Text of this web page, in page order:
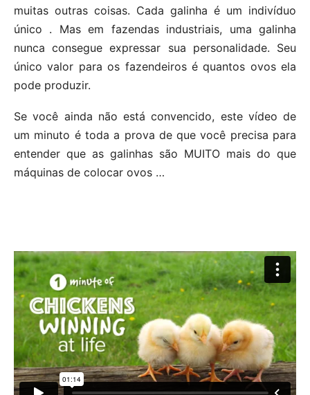
muitas outras coisas. Cada galinha é um indivíduo
único . Mas em fazendas industriais, uma galinha
nunca consegue expressar sua personalidade. Seu
único valor para os fazendeiros é quantos ovos ela
pode produzir.
Se você ainda não está convencido, este vídeo de
um minuto é toda a prova de que você precisa para
entender que as galinhas são MUITO mais do que
máquinas de colocar ovos …